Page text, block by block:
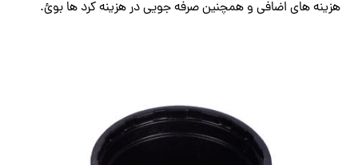
هزینه های اضافی و همچنین صرفه جویی در هزینه کرد ها بوئ.